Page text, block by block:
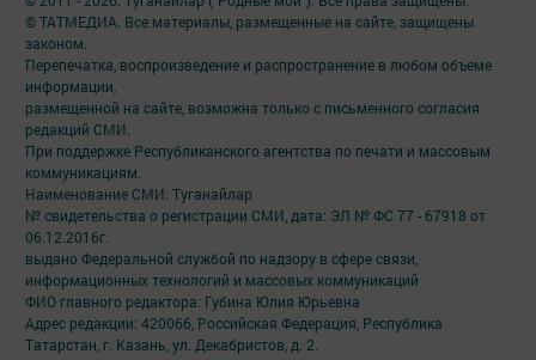
© ТАТМЕДИА. Все материалы, размещенные на сайте, защищены
законом.
Перепечатка, воспроизведение и распространение в любом объеме
информации,
размещенной на сайте, возможна только с письменного согласия
редакций СМИ.
При поддержке Республиканского агентства по печати и массовым
коммуникациям.
Наименование СМИ: Туганайлар
№ свидетельства о регистрации СМИ, дата: ЭЛ № ФС 77 - 67918 от
06.12.2016г.
выдано Федеральной службой по надзору в сфере связи,
информационных технологий и массовых коммуникаций
ФИО главного редактора: Губина Юлия Юрьевна
Адрес редакции: 420066, Российская Федерация, Республика
Татарстан, г. Казань, ул. Декабристов, д. 2.